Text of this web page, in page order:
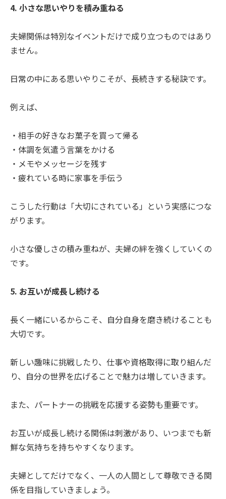
4. 小さな思いやりを積み重ねる
夫婦関係は特別なイベントだけで成り立つものではあり
ません。
日常の中にある思いやりこそが、長続きする秘訣です。
例えば、
・相手の好きなお菓子を買って帰る
・体調を気遣う言葉をかける
・メモやメッセージを残す
・疲れている時に家事を手伝う
こうした行動は「大切にされている」という実感につな
がります。
小さな優しさの積み重ねが、夫婦の絆を強くしていくの
です。
5. お互いが成長し続ける
長く一緒にいるからこそ、自分自身を磨き続けることも
大切です。
新しい趣味に挑戦したり、仕事や資格取得に取り組んだ
り、自分の世界を広げることで魅力は増していきます。
また、パートナーの挑戦を応援する姿勢も重要です。
お互いが成長し続ける関係は刺激があり、いつまでも新
鮮な気持ちを持ちやすくなります。
夫婦としてだけでなく、一人の人間として尊敬できる関
係を目指していきましょう。